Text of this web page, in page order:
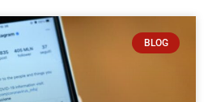
BLOG